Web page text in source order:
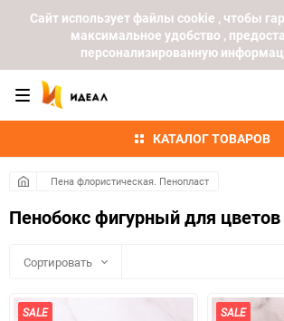
Cайт использует файлы cookie , чтобы
максимальное удобство ,
персонализированную
КАТАЛОГ ТОВАРОВ
Пена флористическая. Пенопласт
Пенобокс фигурный для цветов
Сортировать
SALE SALE